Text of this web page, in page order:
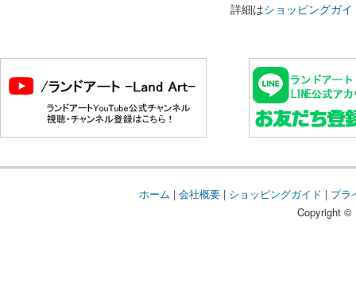
詳細はショッピングガイ
ホーム | 会社概要| ショッピングガイド | プラ
Copyright ©